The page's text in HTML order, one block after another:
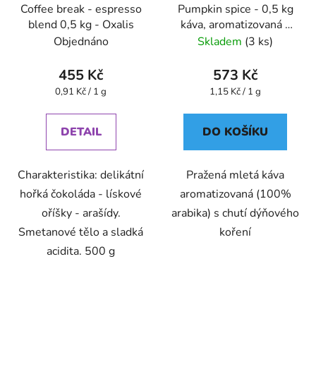
Coffee break - espresso
blend 0,5 kg - Oxalis
Objednáno
455 Kč
Měrná
0,91 Kč / 1 g
DETAIL
Charakteristika: delikátní
hořká čokoláda - lískové
oříšky - arašídy.
Smetanové tělo a sladká
acidita. 500 g
Pumpkin spice - 0,5 kg
káva, aromatizovaná -
Oxalis
Skladem (3 ks)
573 Kč
Měrná
1,15 Kč / 1 g
DO KOŠÍKU
Pražená mletá káva
aromatizovaná (100%
arabika) s chutí dýňového
koření